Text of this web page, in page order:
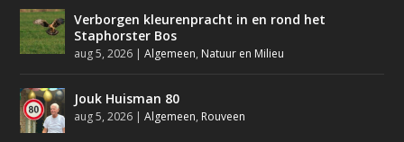
Verborgen kleurenpracht in en rond het
Staphorster Bos
aug 5, 2026 |Algemeen, Natuur en Milieu
Jouk Huisman 80
aug 5, 2026 |Algemeen, Rouveen